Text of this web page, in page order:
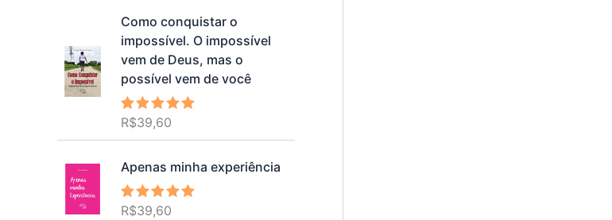
Como conquistar o
impossível. O impossível
vem de Deus, mas o
possível vem de você
Avaliação
R$39,60
Apenas minha experiência
Avaliação
R$39,60